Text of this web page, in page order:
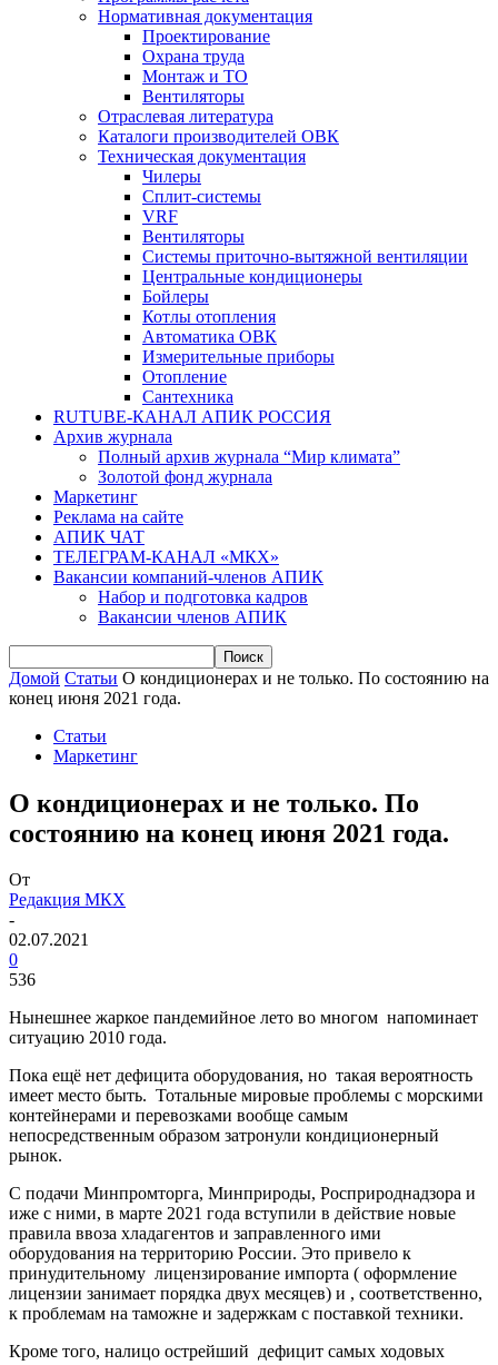
Нормативная документация
Проектирование
Охрана труда
Монтаж и ТО
Вентиляторы
Отраслевая литература
Каталоги производителей ОВК
Техническая документация
Чилеры
Сплит-системы
VRF
Вентиляторы
Системы приточно-вытяжной вентиляции
Центральные кондиционеры
Бойлеры
Котлы отопления
Автоматика ОВК
Измерительные приборы
Отопление
Сантехника
RUTUBE-КАНАЛ АПИК РОССИЯ
Архив журнала
Полный архив журнала “Мир климата”
Золотой фонд журнала
Маркетинг
Реклама на сайте
АПИК ЧАТ
ТЕЛЕГРАМ-КАНАЛ «МКХ»
Вакансии компаний-членов АПИК
Набор и подготовка кадров
Вакансии членов АПИК
Домой Статьи О кондиционерах и не только. По состоянию на
конец июня 2021 года.
Статьи
Маркетинг
О кондиционерах и не только. По
состоянию на конец июня 2021 года.
От
Редакция МКХ
-
02.07.2021
0
536
Нынешнее жаркое пандемийное лето во многом напоминает
ситуацию 2010 года.
Пока ещё нет дефицита оборудования, но такая вероятность
имеет место быть. Тотальные мировые проблемы с морскими
контейнерами и перевозками вообще самым
непосредственным образом затронули кондиционерный
рынок.
С подачи Минпромторга, Минприроды, Росприроднадзора и
иже с ними, в марте 2021 года вступили в действие новые
правила ввоза хладагентов и заправленного ими
оборудования на территорию России. Это привело к
принудительному лицензирование импорта ( оформление
лицензии занимает порядка двух месяцев) и , соответственно,
к проблемам на таможне и задержкам с поставкой техники.
Кроме того, налицо острейший дефицит самых ходовых